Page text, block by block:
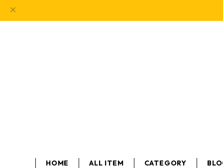
HOME ALL ITEM CATEGORY